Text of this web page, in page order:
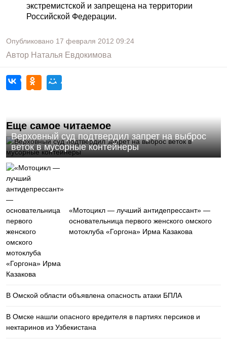
экстремистской и запрещена на территории
Российской Федерации.
Опубликовано 17 февраля 2012 09:24
Автор Наталья Евдокимова
Еще самое читаемое
Верховный суд подтвердил запрет на выброс
веток в мусорные контейнеры
«Мотоцикл — лучший антидепрессант» —
основательница первого женского омского
мотоклуба «Горгона» Ирма Казакова
В Омской области объявлена опасность атаки БПЛА
В Омске нашли опасного вредителя в партиях персиков и
нектаринов из Узбекистана